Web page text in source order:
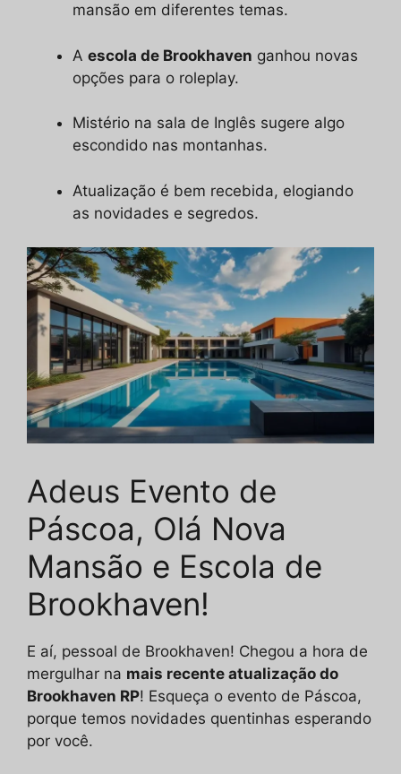
mansão em diferentes temas.
A escola de Brookhaven ganhou novas
opções para o roleplay.
Mistério na sala de Inglês sugere algo
escondido nas montanhas.
Atualização é bem recebida, elogiando
as novidades e segredos.
Adeus Evento de
Páscoa, Olá Nova
Mansão e Escola de
Brookhaven!
E aí, pessoal de Brookhaven! Chegou a hora de
mergulhar na mais recente atualização do
Brookhaven RP! Esqueça o evento de Páscoa,
porque temos novidades quentinhas esperando
por você.